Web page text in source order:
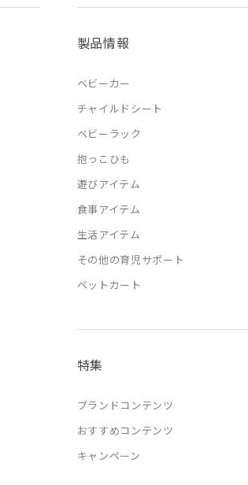
製品情報
ベビーカー
チャイルドシート
ベビーラック
抱っこひも
遊びアイテム
食事アイテム
生活アイテム
その他の育児サポート
ペットカート
特集
ブランドコンテンツ
おすすめコンテンツ
キャンペーン